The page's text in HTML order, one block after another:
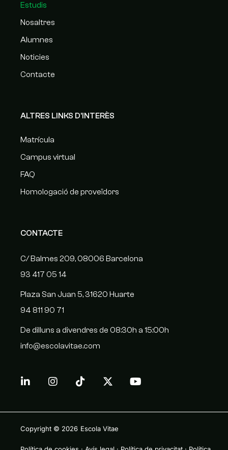
Estudis
Nosaltres
Alumnes
Noticies
Contacte
ALTRES LINKS D'INTERÈS
Matrícula
Campus virtual
FAQ
Homologació de proveïdors
CONTACTE
C/ Balmes 209, 08006 Barcelona
93 417 05 14
Plaza San Juan 5, 31620 Huarte
94 811 90 71
De dilluns a divendres de 08:30h a 15:00h
info@escolavitae.com
Copyright © 2026 Escola Vitae